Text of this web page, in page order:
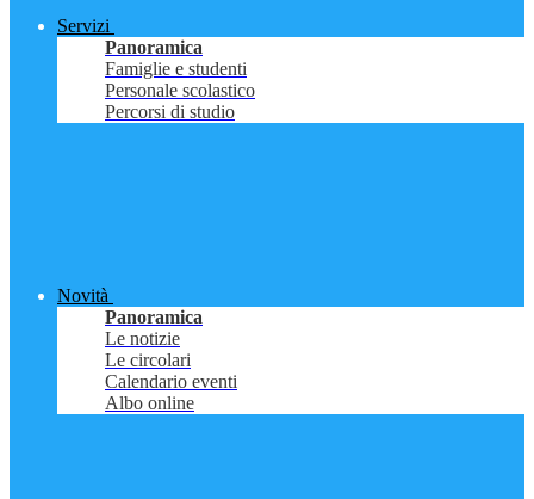
Servizi
Panoramica
Famiglie e studenti
Personale scolastico
Percorsi di studio
Novità
Panoramica
Le notizie
Le circolari
Calendario eventi
Albo online